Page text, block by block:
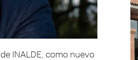
de INALDE, como nuevo